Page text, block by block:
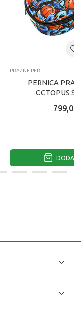
PRAZNE PERNICE
PERNICA
OCTOPUS
799,00
DODAJ